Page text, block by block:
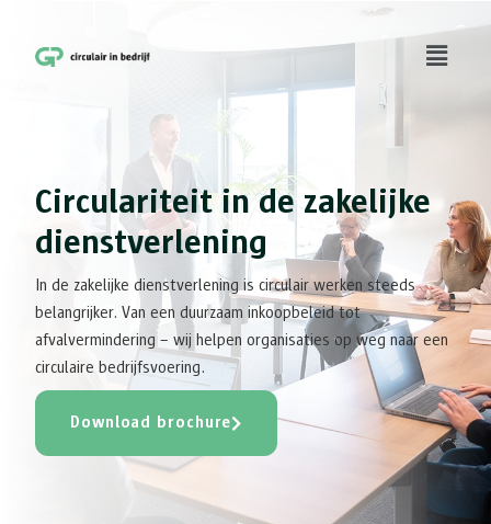
Circulariteit in de zakelijke
dienstverlening
In de zakelijke dienstverlening is circulair werken steeds
belangrijker. Van een duurzaam inkoopbeleid tot
afvalvermindering – wij helpen organisaties op weg naar een
circulaire bedrijfsvoering.
Download brochure